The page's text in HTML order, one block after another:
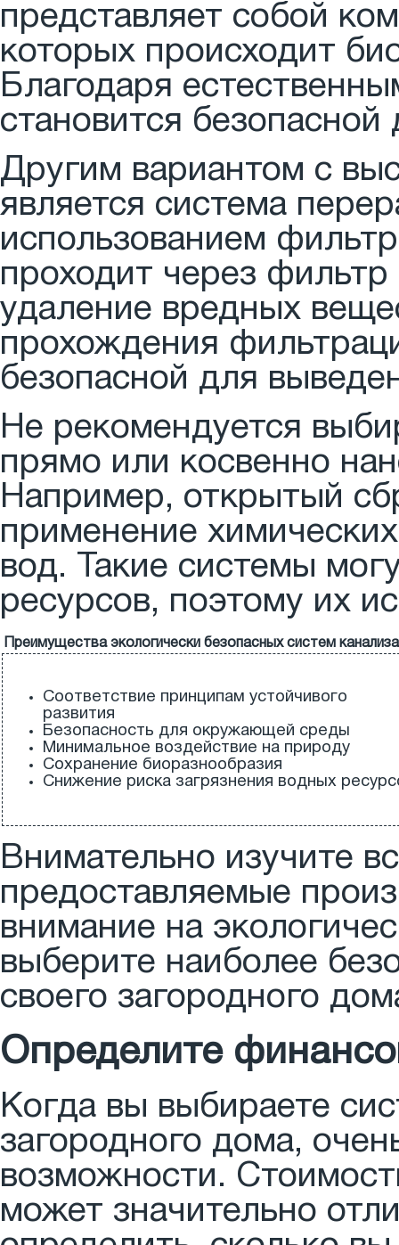
представляет собой
которых происходит
Благодаря
становится
Другим вариантом с
является система
использованием
проходит через фильтр
удаление вредных
прохождения
безопасной для
Не рекомендуется
прямо или косвенно
Например, открытый
применение
вод. Такие системы
ресурсов, поэтому их
Преимущества экологически безопасных систем
Соответствие принципам устойчивого
развития
Безопасность для окружающей среды
Минимальное воздействие на природу
Сохранение биоразнообразия
Снижение риска загрязнения водных
Внимательно изучите
предоставляемые
внимание на
выберите наиболее
своего загородного
Определите
Когда вы выбираете
загородного дома,
возможности.
может значительно